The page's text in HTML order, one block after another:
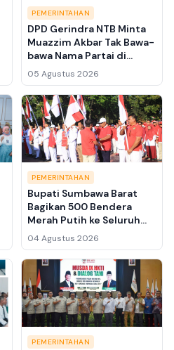
PEMERINTAHAN
DPD Gerindra NTB Minta
Muazzim Akbar Tak Bawa-
bawa Nama Partai di
Kasus Bupati Lombok
Barat Lalu Ahmad Zaini
05 Agustus 2026
PEMERINTAHAN
Bupati Sumbawa Barat
Bagikan 500 Bendera
Merah Putih ke Seluruh
Camat, Warga Diminta
Kibarkan Selama Agustus
04 Agustus 2026
PEMERINTAHAN